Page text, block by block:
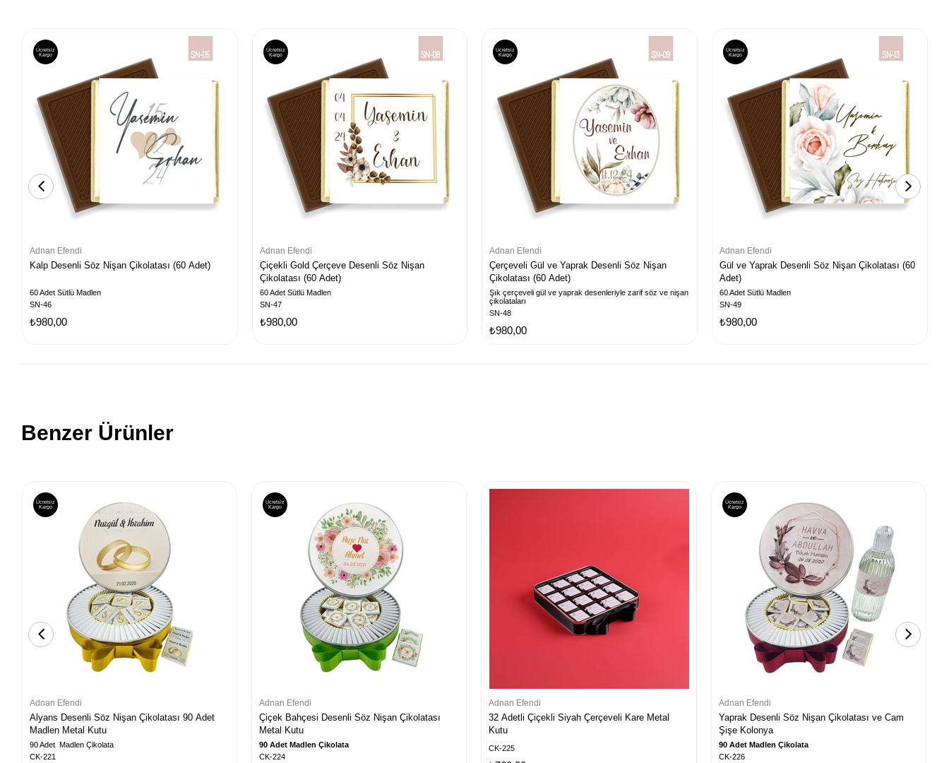
Adnan Efendi
Kalp Desenli Söz Nişan Çikolatası (60 Adet)
60 Adet Sütlü Madlen
SN-46
₺980,00
Ücretsiz
Kargo
Adnan Efendi
Çiçekli Gold Çerçeve Desenli Söz Nişan
Çikolatası (60 Adet)
60 Adet Sütlü Madlen
SN-47
₺980,00
Ücretsiz
Kargo
Adnan Efendi
Çerçeveli Gül ve Yaprak Desenli Söz Nişan
Çikolatası (60 Adet)
Şık çerçeveli gül ve yaprak desenleriyle zarif söz ve nişan
çikolataları
SN-48
₺980,00
Ücretsiz
Kargo
Adnan Efendi
Gül ve Yaprak Desenli Söz Nişan Çikolatası (60
Adet)
60 Adet Sütlü Madlen
SN-49
₺980,00
Ücretsiz
Kargo
Benzer Ürünler
Adnan Efendi
Alyans Desenli Söz Nişan Çikolatası 90 Adet
Madlen Metal Kutu
90 Adet Madlen Çikolata
CK-221
Ücretsiz
Kargo
Adnan Efendi
Çiçek Bahçesi Desenli Söz Nişan Çikolatası
Metal Kutu
90 Adet Madlen Çikolata
CK-224
Ücretsiz
Kargo
Adnan Efendi
32 Adetli Çiçekli Siyah Çerçeveli Kare Metal
Kutu
CK-225
Adnan Efendi
Yaprak Desenli Söz Nişan Çikolatası ve Cam
Şişe Kolonya
90 Adet Madlen Çikolata
CK-226
Ücretsiz
Kargo